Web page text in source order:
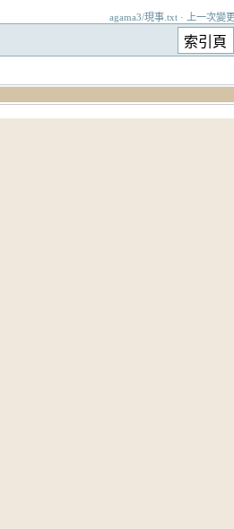
agama3/現事.txt · 上一次變